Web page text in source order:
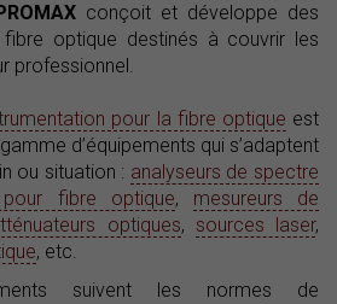
conçoit et développe des
optique destinés à couvrir les
professionnel.
pour la fibre optique est
d’équipements qui s’adaptent
ou situation : analyseurs de spectre
pour fibre optique, mesureurs de
optiques, sources laser,
, etc.
suivent les normes de